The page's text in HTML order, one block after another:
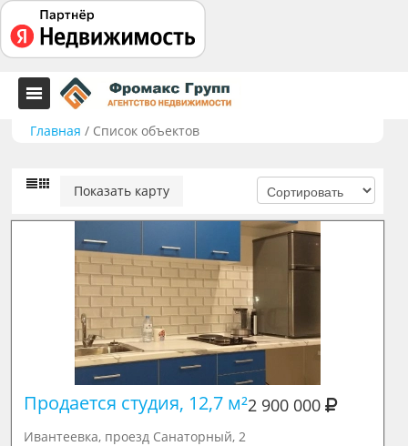
Главная / Список объектов
Показать карту
Продается студия, 12,7 м² 2 900 000
Ивантеевка, проезд Санаторный, 2